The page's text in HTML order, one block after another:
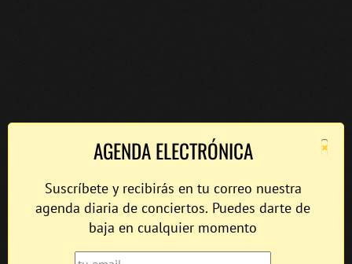
×
AGENDA ELECTRÓNICA
Suscríbete y recibirás en tu correo nuestra
agenda diaria de conciertos. Puedes darte de
baja en cualquier momento